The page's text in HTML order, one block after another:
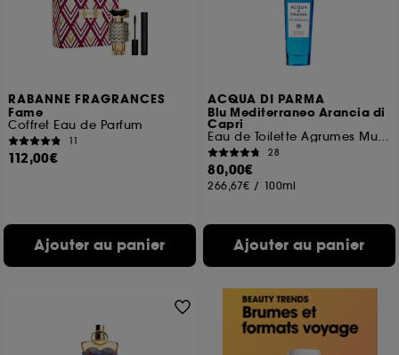
RABANNE FRAGRANCES
Fame
Coffret Eau de Parfum
11
112,00€
Ajouter au panier
ACQUA DI PARMA
Blu Mediterraneo Arancia di
Capri
Eau de Toilette Agrumes Musqués
28
80,00€
266,67€ / 100ml
Ajouter au panier